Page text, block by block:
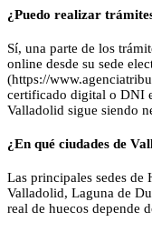
¿Puedo realizar
Sí, una parte de los
online desde su sede
(https://
certificado digital o DNI
Valladolid sigue siendo
¿En qué ciudades de
Las principales sedes de
Valladolid, Laguna de
real de huecos depende